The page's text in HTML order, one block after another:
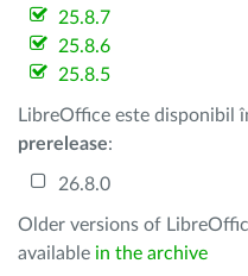
25.8.7
25.8.6
25.8.5
LibreOffice este disponibil
prerelease:
26.8.0
Older versions of
available in the archive